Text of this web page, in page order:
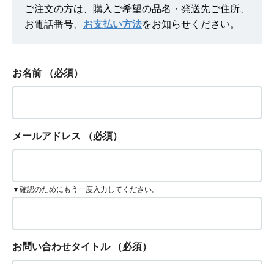
ご注文の方は、購入ご希望の品名・発送先ご住所、
お電話番号、 お支払い方法をお知らせください。
お名前 （必須）
メールアドレス （必須）
▼確認のためにもう一度入力してください。
お問い合わせタイトル （必須）